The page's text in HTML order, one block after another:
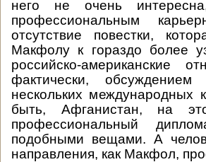
него не очень
профессиональным
отсутствие повестки,
Макфолу к гораздо более
российско-американские
фактически,
нескольких
быть, Афганистан, на
профессиональный
подобными вещами. А
направления, как Макфол,